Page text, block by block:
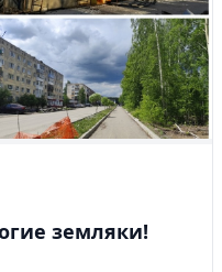
земляки!